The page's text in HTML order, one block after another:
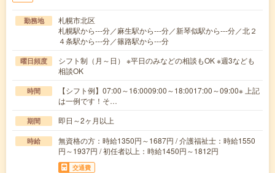
勤務地
札幌市北区
札幌駅から---分／麻生駅から---分／新琴似駅から---分／北２
４条駅から---分／篠路駅から---分
曜日頻度
シフト制（月～日） ※平日のみなどの相談もOK ※週3なども
相談OK
時間
【シフト例】07:00～16:0009:00～18:0017:00～09:00※ 上記
は一例です！そ…
期間 即日～2ヶ月以上
時給
無資格の方：時給1350円～1687円 / 介護福祉士：時給1550
円～1937円 / 初任者以上：時給1450円～1812円
交通費